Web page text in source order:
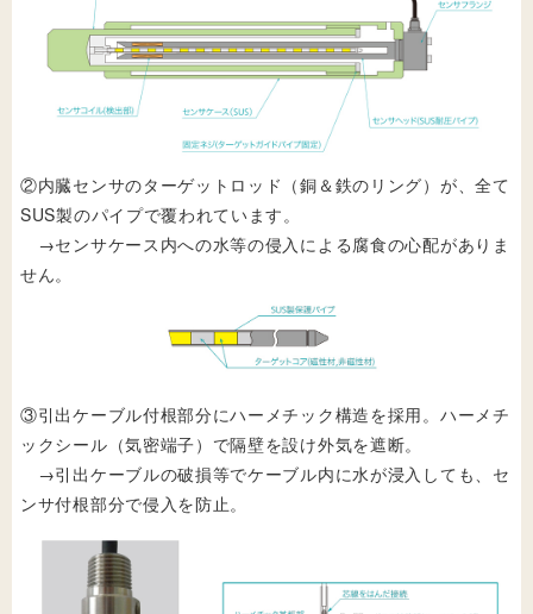
②内臓センサのターゲットロッド（銅＆鉄のリング）が、全て
SUS製のパイプで覆われています。
→センサケース内への水等の侵入による腐食の心配がありま
せん。
③引出ケーブル付根部分にハーメチック構造を採用。ハーメチ
ックシール（気密端子）で隔壁を設け外気を遮断。
→引出ケーブルの破損等でケーブル内に水が浸入しても、セ
ンサ付根部分で侵入を防止。